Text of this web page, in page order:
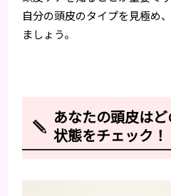
自分の頭皮のタイプを見極め
ましょう。
あなたの頭皮は
状態をチェック！